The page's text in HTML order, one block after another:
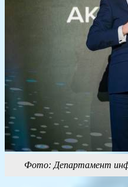
Фото: Департамент